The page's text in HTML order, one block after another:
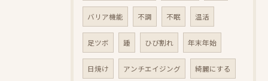
バリア機能 不調 不眠 温活
足ツボ 踵 ひび割れ 年末年始
日焼け アンチエイジング 綺麗にする